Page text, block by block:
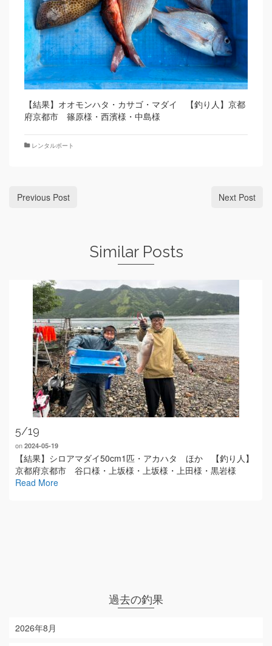
【結果】オオモンハタ・カサゴ・マダイ 【釣り人】京都
府京都市 篠原様・西濱様・中島様
レンタルボート
Previous Post Next Post
Similar Posts
5/19
on 2024-05-19
【結果】シロアマダイ50cm1匹・アカハタ ほか 【釣り人】
京都府京都市 谷口様・上坂様・上坂様・上田様・黒岩様
Read More
過去の釣果
2026年8月